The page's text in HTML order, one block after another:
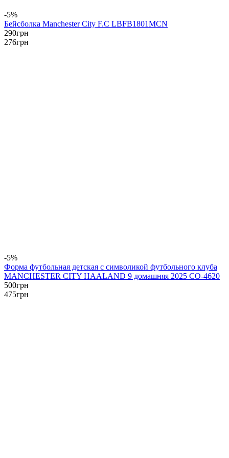
-5%
Бейсболка Manchester City F.C LBFB1801MCN
290грн
276грн
-5%
Форма футбольная детская с символикой футбольного клуба
MANCHESTER CITY HAALAND 9 домашняя 2025 CO-4620
500грн
475грн